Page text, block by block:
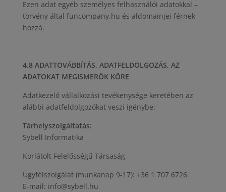
Ezen adat egyéb személyes felhasználói adatokkal –
törvény által funcompany.hu és aldomainjei férnek
hozzá.
4.8 ADATTOVÁBBÍTÁS, ADATFELDOLGOZÁS, AZ
ADATOKAT MEGISMERŐK KÖRE
Adatkezelő vállalkozási tevékenysége keretében az
alábbi adatfeldolgozókat veszi igénybe:
Tárhelyszolgáltatás:
Sybell Informatika
Korlátolt Felelősségű Társaság
Ügyfélszolgálat (munkanap 9-17): +36 1 707 6726
E-mail: info@sybell.hu